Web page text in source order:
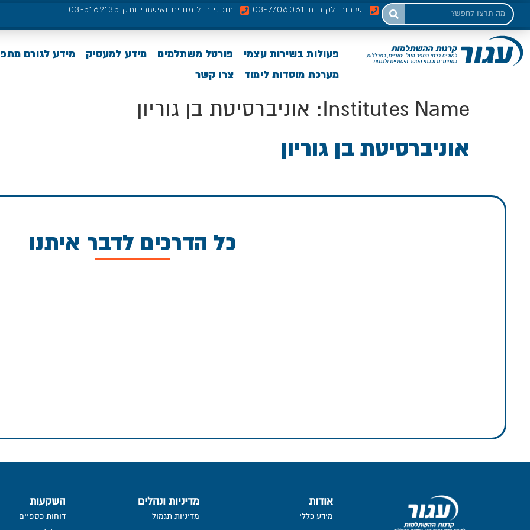
שירות לקוחות 03-7706061 תוכניות לימודים ואישורי ותק 03-5162135
פעולות בשירות עצמי פורטל משתלמים מידע למעסיק
מידע לגורם
מערכת מוסדות לימוד
צרו קשר
Institutes Name: אוניברסיטת בן גוריון
אוניברסיטת בן גוריון
כל הדרכים לדבר איתנו
אודות
מידע כללי
מדיניות ונהלים
מדיניות תגמול
השקעות
דוחות כספיים